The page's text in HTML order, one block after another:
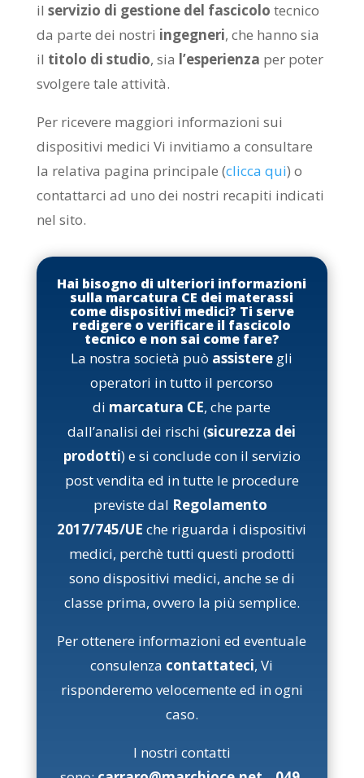
il servizio di gestione del fascicolo tecnico
da parte dei nostri ingegneri, che hanno sia
il titolo di studio, sia l’esperienza per poter
svolgere tale attività.
Per ricevere maggiori informazioni sui
dispositivi medici Vi invitiamo a consultare
la relativa pagina principale (clicca qui) o
contattarci ad uno dei nostri recapiti indicati
nel sito.
Hai bisogno di ulteriori informazioni
sulla marcatura CE dei materassi
come dispositivi medici? Ti serve
redigere o verificare il fascicolo
tecnico e non sai come fare?
La nostra società può assistere gli
operatori in tutto il percorso
di marcatura CE, che parte
dall’analisi dei rischi (sicurezza dei
prodotti) e si conclude con il servizio
post vendita ed in tutte le procedure
previste dal Regolamento
2017/745/UE che riguarda i dispositivi
medici, perchè tutti questi prodotti
sono dispositivi medici, anche se di
classe prima, ovvero la più semplice.
Per ottenere informazioni ed eventuale
consulenza contattateci, Vi
risponderemo velocemente ed in ogni
caso.
I nostri contatti